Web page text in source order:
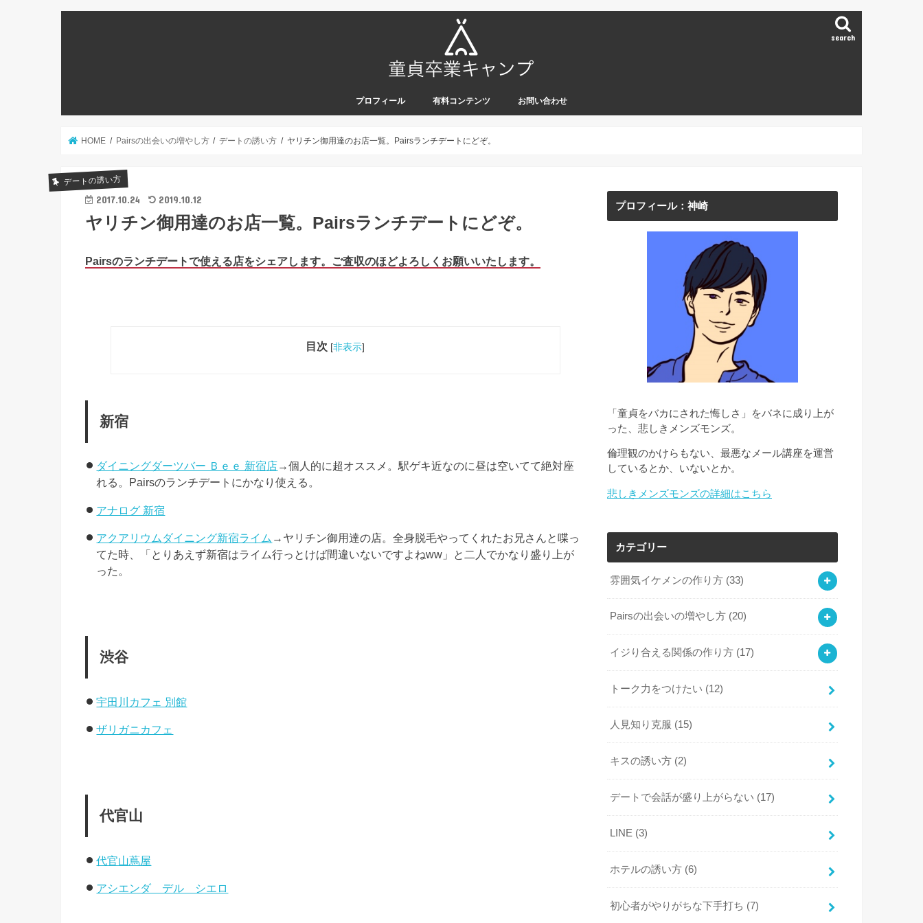
search
プロフィール 有料コンテンツ お問い合わせ
HOME Pairsの出会いの増やし方 デートの誘い方 ヤリチン御用達のお店一覧。Pairsランチデートにどぞ。
デートの誘い方
2017.10.24 2019.10.12
ヤリチン御用達のお店一覧。Pairsランチデートにどぞ。
Pairsのランチデートで使える店をシェアします。ご査収のほどよろしくお願いいたします。
目次 [非表示]
新宿
ダイニングダーツバー Ｂｅｅ 新宿店→個人的に超オススメ。駅ゲキ近なのに昼は空いてて絶対座
れる。Pairsのランチデートにかなり使える。
アナログ 新宿
アクアリウムダイニング新宿ライム →ヤリチン御用達の店。全身脱毛やってくれたお兄さんと喋っ
てた時、「とりあえず新宿はライム行っとけば間違いないですよねww」と二人でかなり盛り上が
った。
渋谷
宇田川カフェ 別館
ザリガニカフェ
代官山
代官山蔦屋
アシエンダ デル シエロ
プロフィール：神崎
「童貞をバカにされた悔しさ」をバネに成り上が
った、悲しきメンズモンズ。
倫理観のかけらもない、最悪なメール講座を運営
しているとか、いないとか。
悲しきメンズモンズの詳細はこちら
カテゴリー
雰囲気イケメンの作り方 (33)
Pairsの出会いの増やし方 (20)
イジり合える関係の作り方 (17)
トーク力をつけたい (12)
人見知り克服 (15)
キスの誘い方 (2)
デートで会話が盛り上がらない (17)
LINE (3)
ホテルの誘い方 (6)
初心者がやりがちな下手打ち (7)